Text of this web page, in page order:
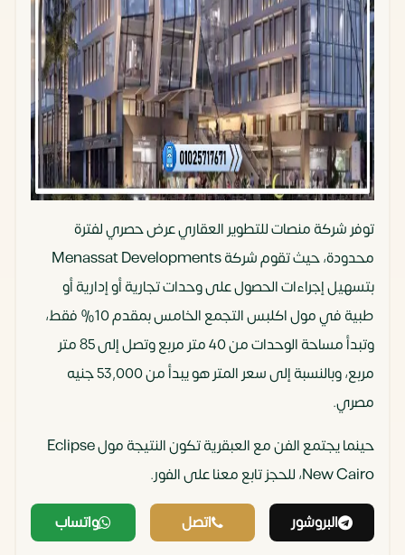
توفر شركة منصات للتطوير العقاري عرض حصري لفترة
محدودة، حيث تقوم شركة Menassat Developments
بتسهيل إجراءات الحصول على وحدات تجارية أو إدارية أو
طبية في مول اكلبس التجمع الخامس بمقدم 10% فقط،
وتبدأ مساحة الوحدات من 40 متر مربع وتصل إلى 85 متر
مربع، وبالنسبة إلى سعر المتر هو يبدأ من 53,000 جنيه
مصري.
حينما يجتمع الفن مع العبقرية تكون النتيجة مول Eclipse
New Cairo، للحجز تابع معنا على الفور.
البروشور اتصل واتساب